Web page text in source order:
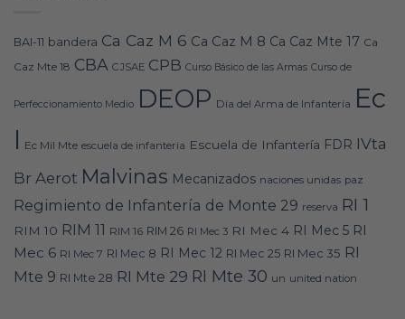
BAI-11 bandera Ca Caz M 6 Ca Caz M 8 Ca Caz Mte 17 Ca
Caz Mte 18 CBA CJSAE CPB Curso Básico de las Armas Curso de
Perfeccionamiento Medio DEOP Día del Arma de Infantería Ec
I Ec Mil Mte escuela de infanteria Escuela de Infantería FDR IVta
Br Aerot Malvinas Mecanizados naciones unidas paz
Regimiento de Infantería de Monte 29 reserva RI 1
RIM 10 RIM 11 RIM 16 RIM 26 RI Mec 3 RI Mec 4 RI Mec 5 RI
Mec 6 RI Mec 7 RI Mec 8 RI Mec 12 RI Mec 25 RI Mec 35 RI
Mte 9 RI Mte 28 RI Mte 29 RI Mte 30 un united nation